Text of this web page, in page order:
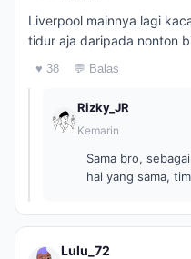
Liverpool mainnya lagi
tidur aja daripada nonton
♥ 38 💬 Balas
Rizky_JR
Kemarin
Sama bro,
hal yang sama,
Lulu_72